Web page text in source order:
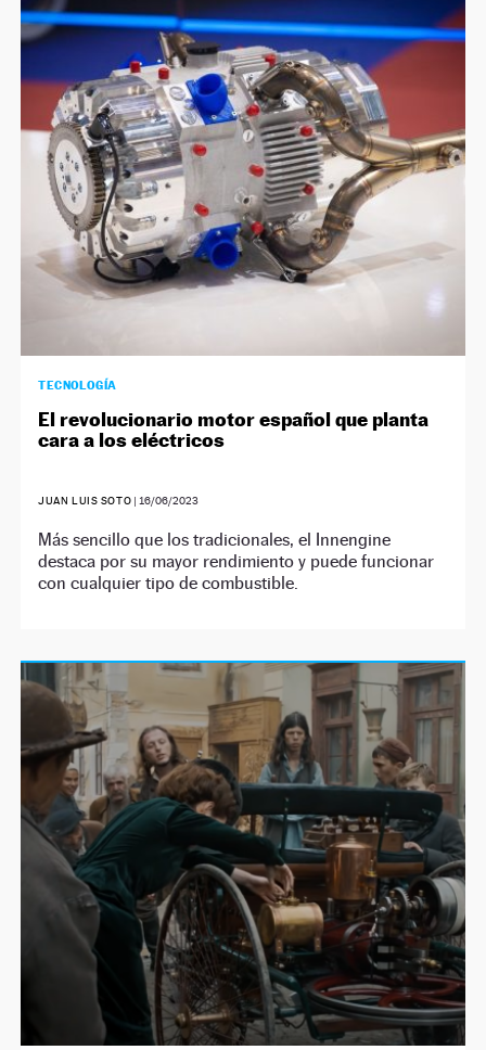
TECNOLOGÍA
El revolucionario motor español que planta
cara a los eléctricos
JUAN LUIS SOTO | 16/06/2023
Más sencillo que los tradicionales, el Innengine
destaca por su mayor rendimiento y puede funcionar
con cualquier tipo de combustible.